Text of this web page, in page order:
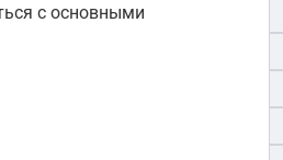
с основными